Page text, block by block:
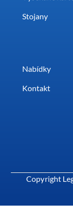
Stojany
Nabídky
Kontakt
Copyright